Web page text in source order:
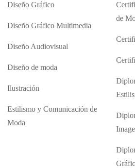
Diseño Gráfico
Diseño Gráfico Multimedia
Diseño Audiovisual
Diseño de moda
Ilustración
Estilismo y Comunicación de
Moda
de